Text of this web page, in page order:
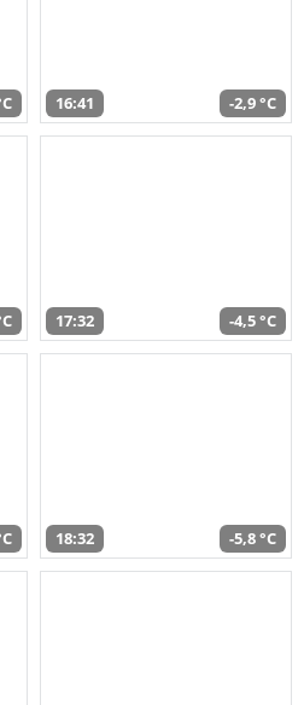
16:41 -2,9 °C
17:32 -4,5 °C
18:32 -5,8 °C